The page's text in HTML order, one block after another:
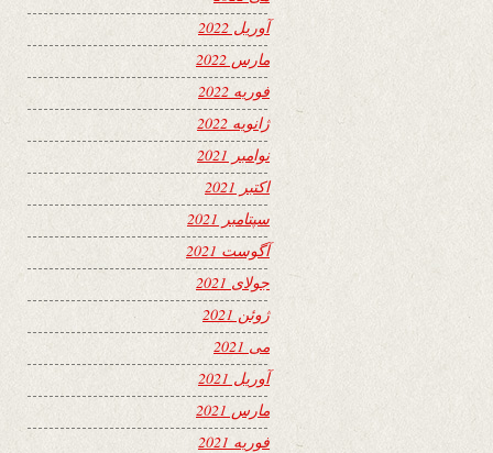
آوریل 2022
مارس 2022
فوریه 2022
ژانویه 2022
نوامبر 2021
اکتبر 2021
سپتامبر 2021
آگوست 2021
جولای 2021
ژوئن 2021
می 2021
آوریل 2021
مارس 2021
فوریه 2021